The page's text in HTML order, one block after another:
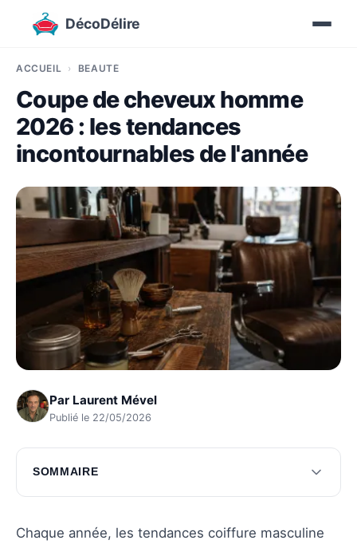
DécoDélire
ACCUEIL BEAUTÉ
Coupe de cheveux homme
2026 : les tendances
incontournables de l'année
Par Laurent Mével
Publié le 22/05/2026
SOMMAIRE
Styles classiques revisités
Nouvelles tendances audacieuses
Chaque année, les tendances coiffure masculine